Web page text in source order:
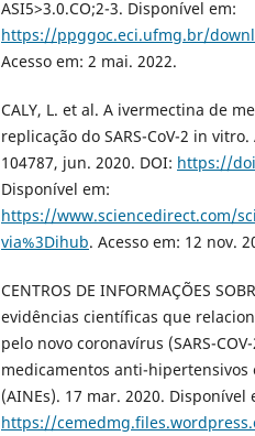
ASI5>3.0.CO;2-3. Disponível em:
https://ppggoc.eci.ufmg.br/
Acesso em: 2 mai. 2022.
CALY, L. et al. A ivermectina de
replicação do SARS-CoV-2 in
104787, jun. 2020. DOI: https://
Disponível em:
https://www.sciencedirect.com/
via%3Dihub. Acesso em: 12 nov.
CENTROS DE INFORMAÇÕES
evidências científicas que
pelo novo coronavírus (SARS-
medicamentos anti-
(AINEs). 17 mar. 2020. Disponível
https://